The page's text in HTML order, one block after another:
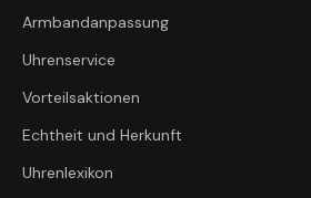
Armbandanpassung
Uhrenservice
Vorteilsaktionen
Echtheit und Herkunft
Uhrenlexikon